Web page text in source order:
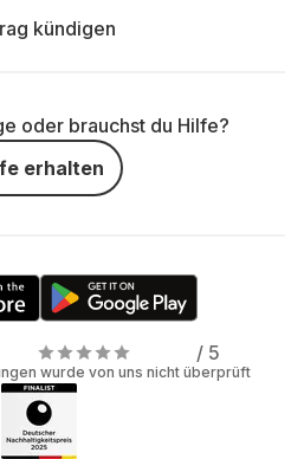
kündigen
oder brauchst du Hilfe?
erhalten
/ 5
wurde von uns nicht überprüft